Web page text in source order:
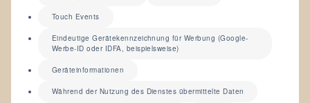
Touch Events
Eindeutige Gerätekennzeichnung für Werbung (Google-
Werbe-ID oder IDFA, beispielsweise)
Geräteinformationen
Während der Nutzung des Dienstes übermittelte Daten